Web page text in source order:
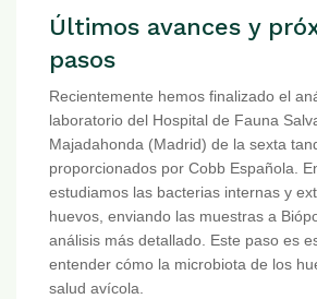
Últimos avances y
pasos
Recientemente hemos finalizado el
laboratorio del Hospital de Fauna
Majadahonda (Madrid) de la sexta
proporcionados por Cobb Española.
estudiamos las bacterias internas y
huevos, enviando las muestras a
análisis más detallado. Este paso es
entender cómo la microbiota de los
salud avícola.